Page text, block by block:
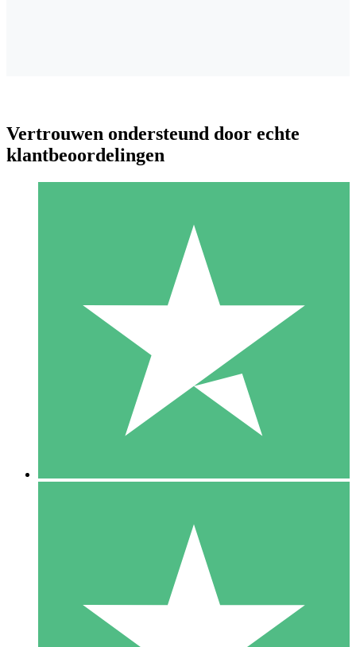
Individuele Creditpakketten
Betaal per gebruik met downloadtegoeden. Geen maandelijkse
1000
10 Downloaden
20 00
Vertrouwen ondersteund door echte
klantbeoordelingen